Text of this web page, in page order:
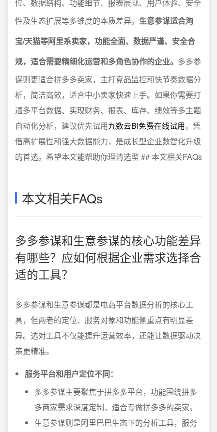
位、数据结构、功能细节、报表展现、用户体验、安全
性及生态扩展等多维度的本质差异。 生意参谋适合淘
宝/天猫等阿里系卖家，功能全面、数据严谨、安全合
规，适合需要精细化运营和多角色协作的企业。 多多参
谋则更适合拼多多卖家，主打竞品监控和快节奏数据分
析，简洁高效，适合中小卖家快速上手。如果你需要打
通多平台数据、实现财务、报表、库存、绩效等多主题
自动化分析，建议优先试用九数云BI免费在线试用，凭
借高扩展性和强大数据能力，是成长型企业数智化升级
的首选。希望本文能帮助你理清选型 ## 本文相关FAQs
本文相关FAQs
多多参谋和生意参谋的核心功能差异
有哪些？应如何根据企业需求选择合
适的工具？
多多参谋和生意参谋都是电商平台数据分析的核心工
具，但两者的定位、服务对象和功能侧重点有明显差
异。选对工具不仅能提升运营效率，还能让数据驱动决
策更精准。
服务平台和用户定位不同：
多多参谋主要聚焦于拼多多平台，功能围绕拼多
多商家需求深度定制，适合专做拼多多的卖家。
生意参谋则是阿里巴巴生态下的分析工具，服务